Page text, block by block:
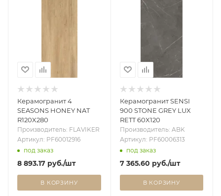
Керамогранит 4
SEASONS HONEY NAT
R120X280
Производитель: FLAVIKER
Артикул: PF60012916
под заказ
8 893.17 руб./шт
В КОРЗИНУ
Керамогранит SENSI
900 STONE GREY LUX
RETT 60X120
Производитель: ABK
Артикул: PF60006313
под заказ
7 365.60 руб./шт
В КОРЗИНУ